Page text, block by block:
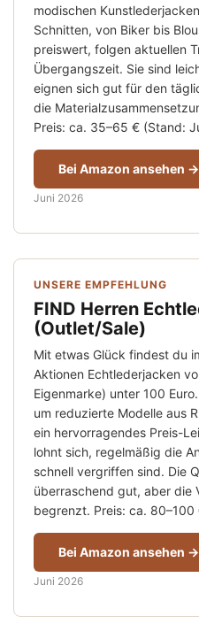
modischen
Schnitten, von Biker bis
preiswert, folgen aktuellen
Übergangszeit. Sie sind
eignen sich gut für den
die
Preis: ca. 35–65 € (Stand:
Bei Amazon ansehen →
Juni 2026
UNSERE EMPFEHLUNG
FIND Herren
(Outlet/Sale)
Mit etwas Glück findest du
Aktionen Echtlederjacken
Eigenmarke) unter 100
um reduzierte Modelle aus
ein hervorragendes Preis-
lohnt sich, regelmäßig die
schnell vergriffen sind. Die
überraschend gut, aber die
begrenzt. Preis: ca.
Bei Amazon ansehen →
Juni 2026